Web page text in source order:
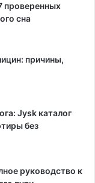
проверенных
сна
причины,
Jysk каталог
без
руководство к